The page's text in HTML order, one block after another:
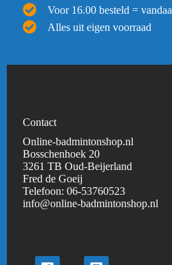
Voor 16.00 besteld =
Alles uit eigen voorraad
Contact
Online-badmintonshop.nl
Bosschenhoek 20
3261 TB Oud-Beijerland
Fred de Goeij
Telefoon:06-53760523
info@online-badmintonshop.nl